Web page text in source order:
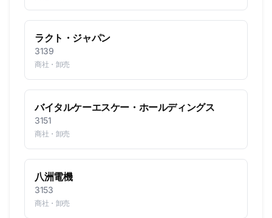
ラクト・ジャパン
3139
商社・卸売
バイタルケーエスケー・ホールディングス
3151
商社・卸売
八洲電機
3153
商社・卸売